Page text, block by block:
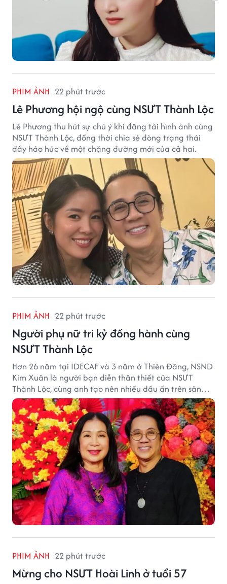
PHIM ẢNH 22 phút trước
Lê Phương hội ngộ cùng NSƯT Thành Lộc
Lê Phương thu hút sự chú ý khi đăng tải hình ảnh cùng
NSƯT Thành Lộc, đồng thời chia sẻ dòng trạng thái
đầy háo hức về một chặng đường mới của cả hai.
PHIM ẢNH 22 phút trước
Người phụ nữ tri kỷ đồng hành cùng
NSƯT Thành Lộc
Hơn 26 năm tại IDECAF và 3 năm ở Thiên Đăng, NSND
Kim Xuân là người bạn diễn thân thiết của NSƯT
Thành Lộc, cùng anh tạo nên nhiều dấu ấn trên sân
khấu.
PHIM ẢNH 22 phút trước
Mừng cho NSƯT Hoài Linh ở tuổi 57